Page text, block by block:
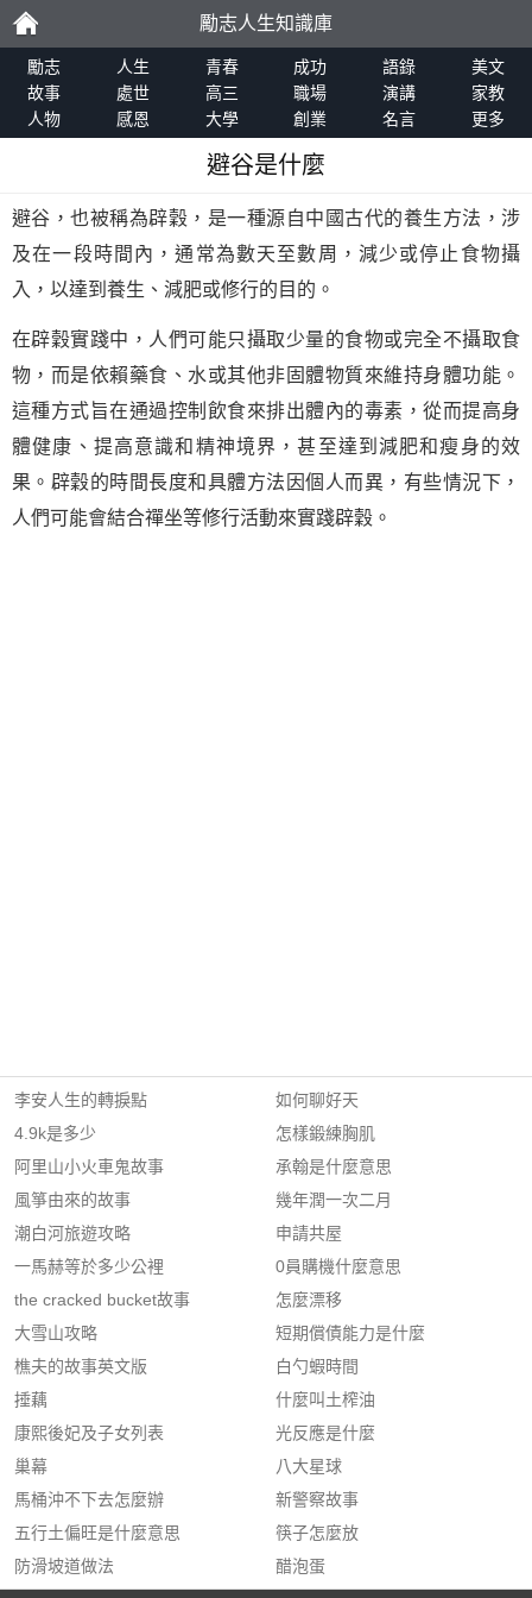
勵
志
勵志人生知識庫
勵志 人生 青春 成功 語錄
美文
故事
處世 高三 職場 演講
家教
人物
感恩 大學 創業 名言 更多
避谷是什麼
避谷，也被稱為辟穀，是一種源自中國古代的養生方法，涉
及在一段時間內，通常為數天至數周，減少或停止食物攝
入，以達到養生、減肥或修行的目的。
在辟穀實踐中，人們可能只攝取少量的食物或完全不攝取食
物，而是依賴藥食、水或其他非固體物質來維持身體功能。
這種方式旨在通過控制飲食來排出體內的毒素，從而提高身
體健康、提高意識和精神境界，甚至達到減肥和瘦身的效
果。辟穀的時間長度和具體方法因個人而異，有些情況下，
人們可能會結合禪坐等修行活動來實踐辟穀。
李安人生的轉捩點
4.9k是多少
阿里山小火車鬼故事
風箏由來的故事
潮白河旅遊攻略
一馬赫等於多少公裡
the cracked bucket故事
大雪山攻略
樵夫的故事英文版
捶藕
康熙後妃及子女列表
巢幕
馬桶沖不下去怎麼辦
五行土偏旺是什麼意思
防滑坡道做法
如何聊好天
怎樣鍛練胸肌
承翰是什麼意思
幾年潤一次二月
申請共屋
0員購機什麼意思
怎麼漂移
短期償債能力是什麼
白勺蝦時間
什麼叫土榨油
光反應是什麼
八大星球
新警察故事
筷子怎麼放
醋泡蛋